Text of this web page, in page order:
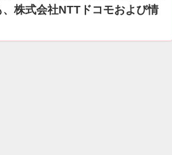
株式会社NTTドコモおよび情